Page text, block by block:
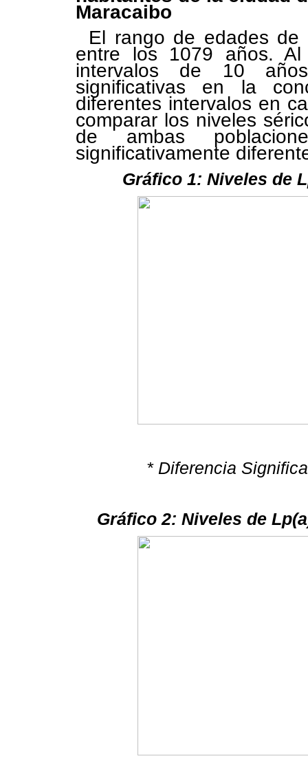
Maracaibo
El rango de edades de
entre los 1079 años.
intervalos de 10
significativas en la
diferentes intervalos en
comparar los niveles
de ambas
significativamente
Gráfico 1: Niveles de
* Diferencia
Gráfico 2: Niveles de